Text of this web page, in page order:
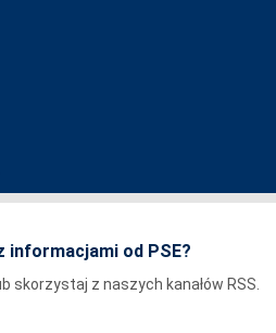
informacjami od PSE?
skorzystaj z naszych kanałów RSS.